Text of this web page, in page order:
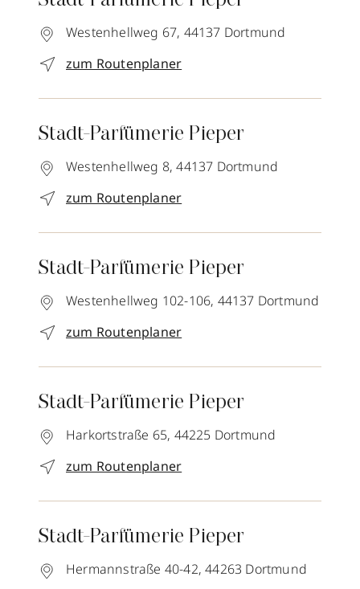
Westenhellweg 67, 44137 Dortmund
zum Routenplaner
Stadt-Parfümerie Pieper
Westenhellweg 8, 44137 Dortmund
zum Routenplaner
Stadt-Parfümerie Pieper
Westenhellweg 102-106, 44137 Dortmund
zum Routenplaner
Stadt-Parfümerie Pieper
Harkortstraße 65, 44225 Dortmund
zum Routenplaner
Stadt-Parfümerie Pieper
Hermannstraße 40-42, 44263 Dortmund